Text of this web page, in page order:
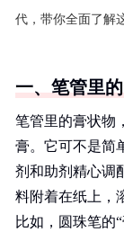
代，带你全面了解
一、笔管里
笔管里的膏状
膏。它可不是简
剂和助剂精心调
料附着在纸上，
比如，圆珠笔的